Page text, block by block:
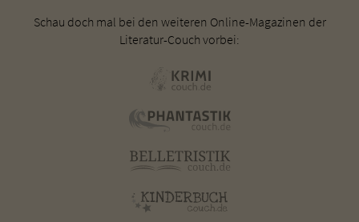
Schau doch mal bei den weiteren Online-Magazinen der
Literatur-Couch vorbei: